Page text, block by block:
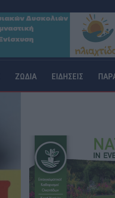
ΖΩΔΙΑ ΕΙΔΗΣΕΙΣ